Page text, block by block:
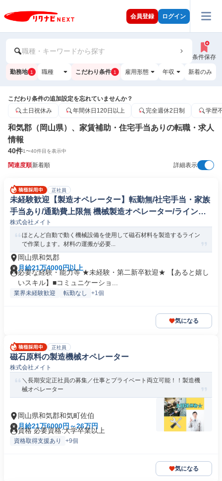
会員登録 ログイン
職種・キーワードから探す
条件保存
勤務地 1 職種 こだわり条件 1 雇用形態 年収 新着のみ
こだわり条件の追加設定を忘れていませんか？
土日祝休み
年間休日120日以上 完全週休2日制 学歴
和気郡（岡山県）、家賃補助・住宅手当ありの転職・求人
情報
40件1〜40件目を表示中
関連度順新着順 詳細表示
正社員
未経験歓迎【製造オペレーター】転勤無/社宅手当・家族
手当あり/通勤費上限無 機械製造オペレーター/ラインマ
ネージャー
株式会社メイト
ほとんど自動で動く機械設備を使用して磁石材料を製造するライン
で作業します。材料の運搬が必要...
岡山県和気郡
月給21万4000円以上
必要な経験・能力等 ★未経験・第二新卒歓迎★ 【あると嬉し
いスキル】■コミュニケーショ...
業界未経験歓迎 転勤なし +1個
気になる
正社員
磁石原料の製造機械オペレーター
株式会社メイト
＼長期安定正社員の募集／仕事とプライベート両立可能！！製造機
械オペレーター
岡山県和気郡和気町佐伯
月給21万6000円～26万円
資格 必要資格:大学卒業以上
資格取得支援あり +9個
気になる